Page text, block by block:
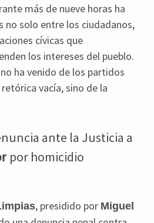
más de nueve horas ha
no solo entre los ciudadanos,
cívicas que
los intereses del pueblo.
ha venido de los partidos
vacía, sino de la
ante la Justicia a
por homicidio
, presidido por Miguel